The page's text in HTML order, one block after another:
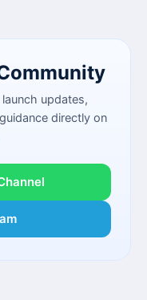
updates,
directly on